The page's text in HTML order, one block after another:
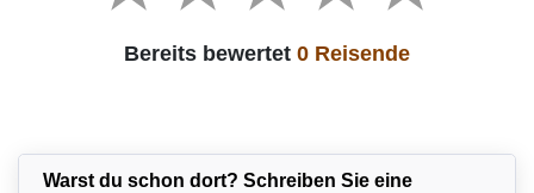
Bereits bewertet 0 Reisende
Warst du schon dort? Schreiben Sie eine